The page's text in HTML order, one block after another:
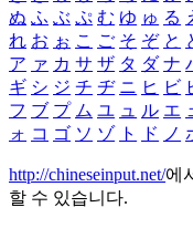
ぬ ふ ぶ ぷ む ゆ ゅ る
れ お ぉ こ ご そ ぞ と
ア ァ カ サ ザ タ ダ ナ
ギ シ ジ チ ヂ ニ ヒ ビ
フ ブ プ ム ユ ュ ル エ
ォ コ ゴ ソ ゾ ト ド ノ
http://chineseinput.net/에
할 수 있습니다.